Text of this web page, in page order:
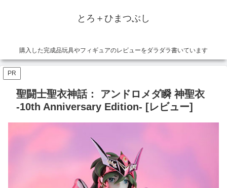
とろ＋ひまつぶし
購入した完成品玩具やフィギュアのレビューをダラダラ書いています
PR
聖闘士聖衣神話： アンドロメダ瞬 神聖衣
‐10th Anniversary Edition‐ [レビュー]